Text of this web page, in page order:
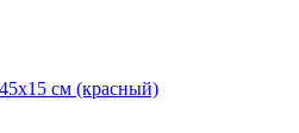
см (красный)